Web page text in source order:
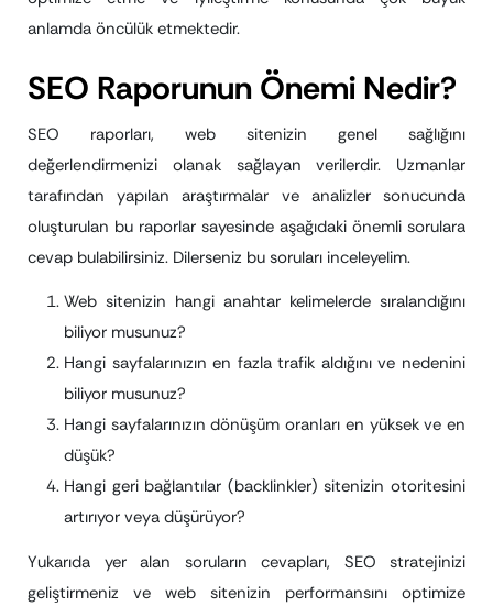
anlamda öncülük etmektedir.
SEO Raporunun Önemi Nedir?
SEO raporları, web sitenizin genel sağlığını
değerlendirmenizi olanak sağlayan verilerdir. Uzmanlar
tarafından yapılan araştırmalar ve analizler sonucunda
oluşturulan bu raporlar sayesinde aşağıdaki önemli sorulara
cevap bulabilirsiniz. Dilerseniz bu soruları inceleyelim.
Web sitenizin hangi anahtar kelimelerde sıralandığını
biliyor musunuz?
Hangi sayfalarınızın en fazla trafik aldığını ve nedenini
biliyor musunuz?
Hangi sayfalarınızın dönüşüm oranları en yüksek ve en
düşük?
Hangi geri bağlantılar (backlinkler) sitenizin otoritesini
artırıyor veya düşürüyor?
Yukarıda yer alan soruların cevapları, SEO stratejinizi
geliştirmeniz ve web sitenizin performansını optimize